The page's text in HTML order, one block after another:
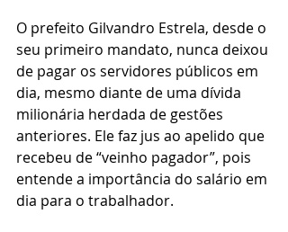
O prefeito Gilvandro Estrela, desde o
seu primeiro mandato, nunca deixou
de pagar os servidores públicos em
dia, mesmo diante de uma dívida
milionária herdada de gestões
anteriores. Ele faz jus ao apelido que
recebeu de “veinho pagador”, pois
entende a importância do salário em
dia para o trabalhador.